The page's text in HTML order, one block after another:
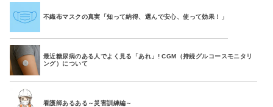
不織布マスクの真実「知って納得、選んで安心、使って効果！」
最近糖尿病のある人でよく見る「あれ」! CGM（持続グルコースモニタリ
ング）について
看護師あるある～災害訓練編～